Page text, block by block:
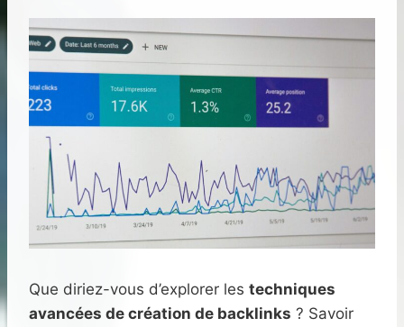
Que diriez-vous d’explorer les techniques
avancées de création de backlinks ? Savoir